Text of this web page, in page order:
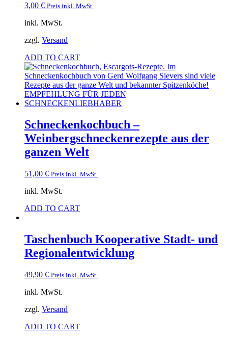
3,00 € Preis inkl. MwSt.
inkl. MwSt.
zzgl. Versand
ADD TO CART
Schneckenkochbuch –
Weinbergschneckenrezepte aus der
ganzen Welt
51,00 € Preis inkl. MwSt.
inkl. MwSt.
ADD TO CART
Taschenbuch Kooperative Stadt- und
Regionalentwicklung
49,90 € Preis inkl. MwSt.
inkl. MwSt.
zzgl. Versand
ADD TO CART